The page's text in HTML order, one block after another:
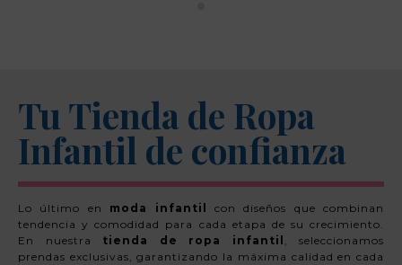
Tu Tienda de Ropa
Infantil de confianza
Lo último en moda infantil
con diseños que combinan
tendencia y comodidad para cada etapa de su crecimiento.
En nuestra tienda de ropa infantil , seleccionamos
prendas exclusivas, garantizando la máxima calidad en cada